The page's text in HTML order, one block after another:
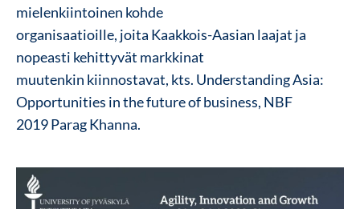
mielenkiintoinen kohde
organisaatioille, joita Kaakkois-Aasian laajat ja
nopeasti kehittyvät markkinat
muutenkin kiinnostavat, kts. Understanding Asia:
Opportunities in the future of business, NBF
2019Parag Khanna.